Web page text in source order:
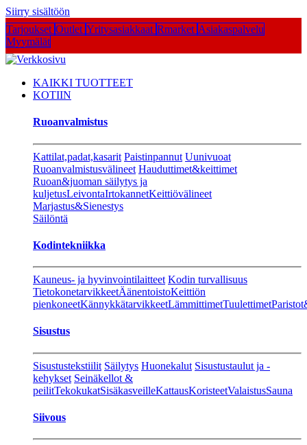
Siirry sisältöön
Tarjoukset Outlet Yritysasiakkaat Rmarket Asiakaspalvelu
Myymälät
KAIKKI TUOTTEET
KOTIIN
Ruoanvalmistus
Kattilat,padat,kasarit Paistinpannut Uunivuoat
Ruoanvalmistusvälineet Hauduttimet&keittimet
Ruoan&juoman säilytys ja
kuljetusLeivontaIrtokannetKeittiövälineet
Marjastus&Sienestys
Säilöntä
Kodintekniikka
Kauneus- ja hyvinvointilaitteet Kodin turvallisuus
TietokonetarvikkeetÄänentoistoKeittiön
pienkoneetKännykkätarvikkeetLämmittimetTuulettimet
Sisustus
Sisustustekstiilit Säilytys Huonekalut Sisustustaulut ja -
kehykset Seinäkellot &
peilitTekokukatSisäkasveilleKattausKoristeetValaistusSauna
Siivous